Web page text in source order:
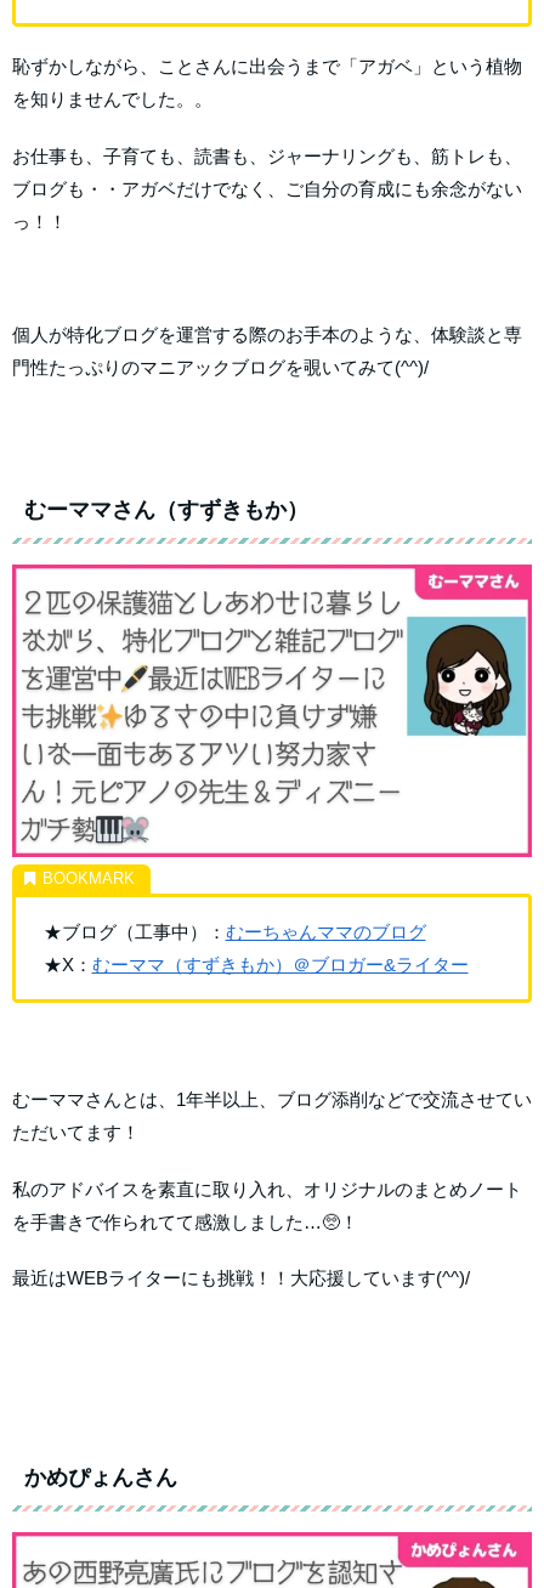
恥ずかしながら、ことさんに出会うまで「アガベ」という植物
を知りませんでした。。
お仕事も、子育ても、読書も、ジャーナリングも、筋トレも、
ブログも・・アガベだけでなく、ご自分の育成にも余念がない
っ！！
個人が特化ブログを運営する際のお手本のような、体験談と専
門性たっぷりのマニアックブログを覗いてみて(^^)/
むーママさん（すずきもか）
★ブログ（工事中）： むーちゃんママのブログ
★X： むーママ（すずきもか）＠ブロガー&ライター
むーママさんとは、1年半以上、ブログ添削などで交流させてい
ただいてます！
私のアドバイスを素直に取り入れ、オリジナルのまとめノート
を手書きで作られてて感激しました…🥺！
最近はWEBライターにも挑戦！！大応援しています(^^)/
かめぴょんさん